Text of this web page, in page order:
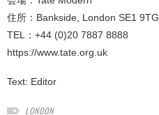
住所：Bankside, London SE1 9TG
TEL：+44 (0)20 7887 8888
https://www.tate.org.uk
Text: Editor
LONDON